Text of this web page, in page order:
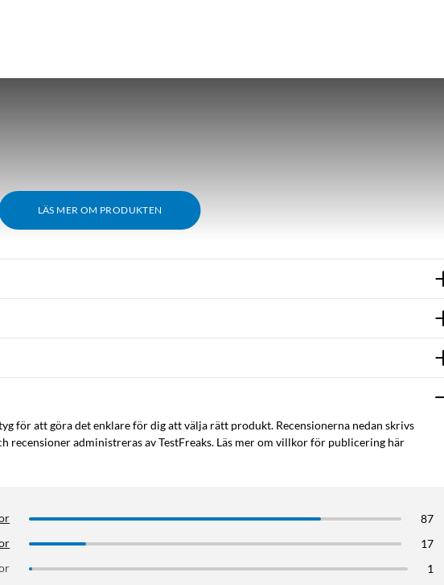
LÄS MER OM PRODUKTEN
för att göra det enklare för dig att välja rätt produkt. Recensionerna nedan skrivs
recensioner administreras av TestFreaks. Läs mer om villkor för publicering här
87
17
1